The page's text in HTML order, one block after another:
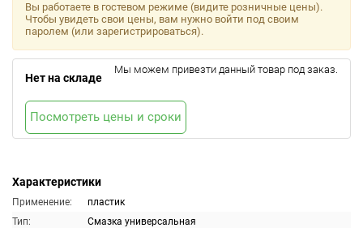
Характеристики
Применение:
пластик
Тип:
Смазка универсальная
Вы работаете в гостевом режиме (видите розничные цены).
Чтобы увидеть свои цены, вам нужно войти под своим
паролем (или зарегистрироваться).
Нет на складе
Мы можем привезти данный товар под заказ.
Посмотреть цены и сроки